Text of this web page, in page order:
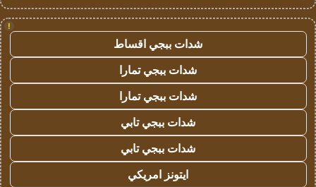
!
شدات ببجي اقساط
شدات ببجي تمارا
شدات ببجي تمارا
شدات ببجي تابي
شدات ببجي تابي
ايتونز امريكي